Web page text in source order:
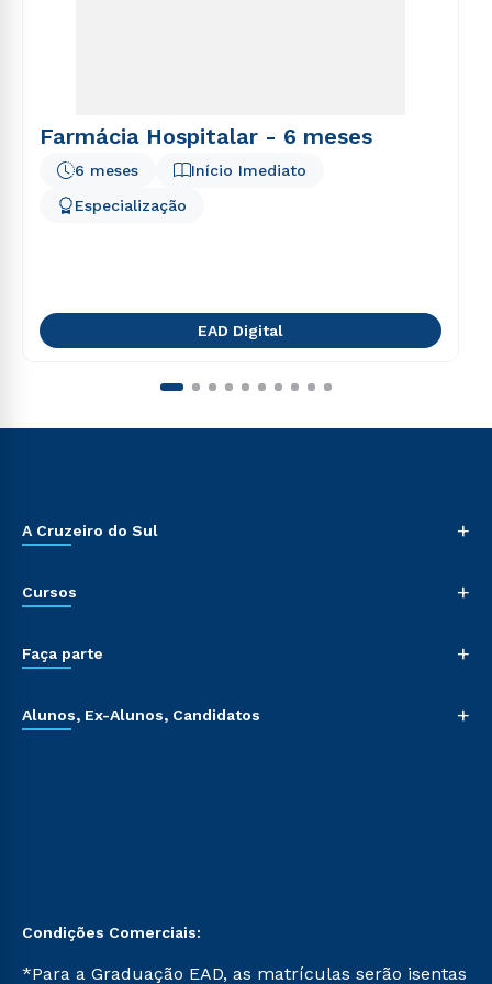
Farmácia Hospitalar - 6 meses
Início Imediato
6 meses
Especialização
EAD Digital
A Cruzeiro do Sul +
Cursos +
Faça parte +
Alunos, Ex-Alunos, Candidatos +
Condições Comerciais:
*Para a Graduação EAD, as matrículas serão isentas